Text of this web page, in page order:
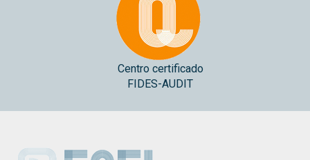
Centro certificado
FIDES-AUDIT
ESEI